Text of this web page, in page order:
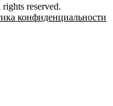
reserved.
конфиденциальности